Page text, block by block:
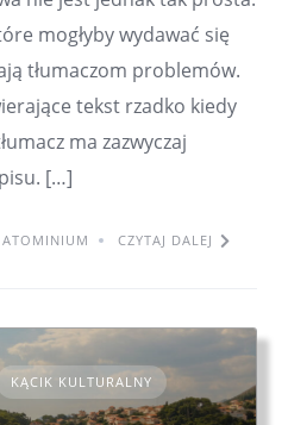
mogłyby wydawać się
tłumaczom problemów.
tekst rzadko kiedy
ma zazwyczaj
[…]
CZYTAJ DALEJ
KĄCIK KULTURALNY